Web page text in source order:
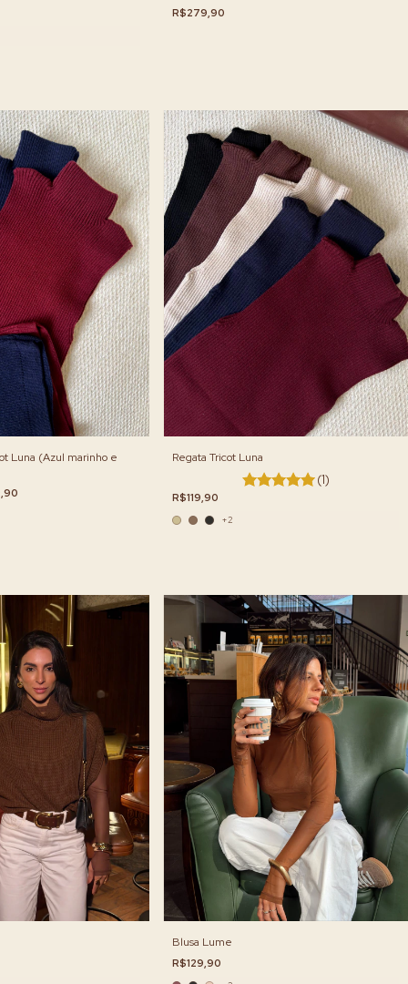
R$279,90
Luna (Azul marinho e Regata Tricot Luna
(1)
R$119,90
+2
Blusa Lume
R$129,90